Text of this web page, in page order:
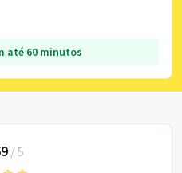
até 60 minutos
/ 5